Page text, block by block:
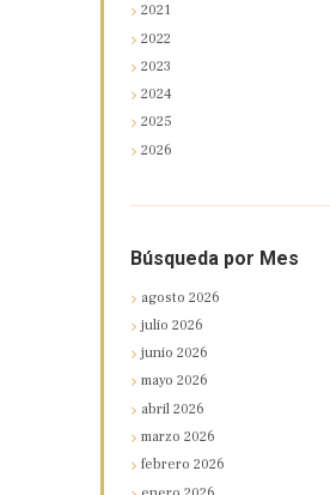
2021
2022
2023
2024
2025
2026
Búsqueda por Mes
agosto2026
julio2026
junio2026
mayo2026
abril2026
marzo2026
febrero2026